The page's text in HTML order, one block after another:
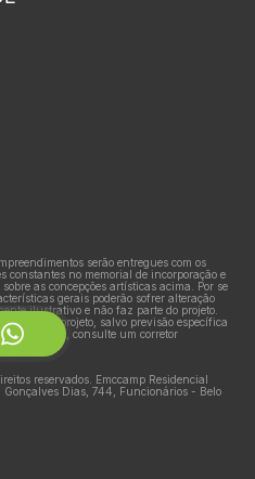
serão entregues com os
constantes no memorial de incorporação e
as concepções artísticas acima. Por se
gerais poderão sofrer alteração
ilustrativo e não faz parte do projeto.
parte do projeto, salvo previsão específica
consulte um corretor
reservados. Emccamp Residencial
Dias, 744, Funcionários - Belo